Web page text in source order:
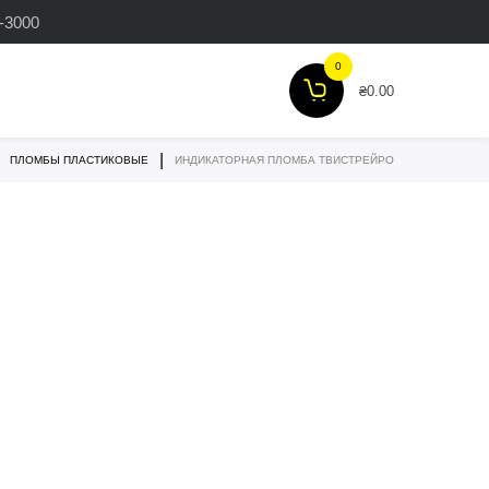
3000
0
₴0.00
ПЛОМБЫ ПЛАСТИКОВЫЕ ИНДИКАТОРНАЯ ПЛОМБА ТВИСТРЕЙРО